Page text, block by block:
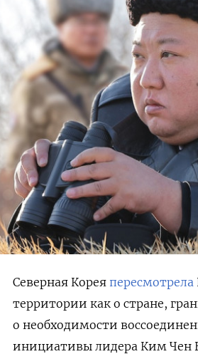
Северная Корея пересмотрела
территории как о стране,
о необходимости
инициативы лидера Ким Чен